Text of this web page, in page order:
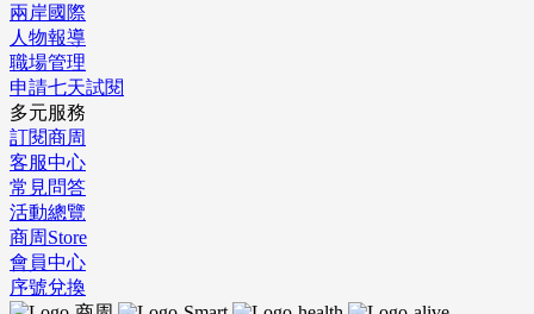
兩岸國際
人物報導
職場管理
申請七天試閱
多元服務
訂閱商周
客服中心
常見問答
活動總覽
商周Store
會員中心
序號兌換